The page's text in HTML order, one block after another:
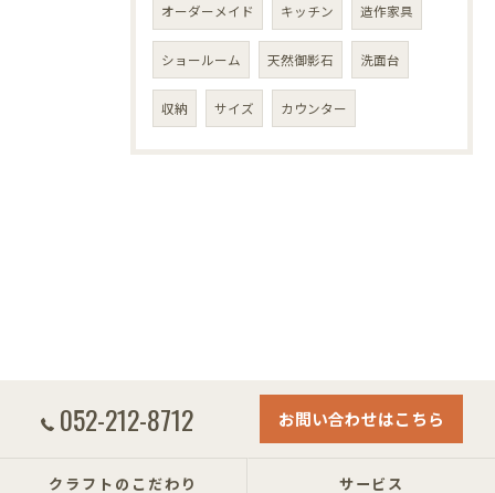
オーダーメイド キッチン 造作家具
ショールーム 天然御影石 洗面台
収納 サイズ カウンター
052-212-8712 お問い合わせはこちら
クラフトのこだわり サービス